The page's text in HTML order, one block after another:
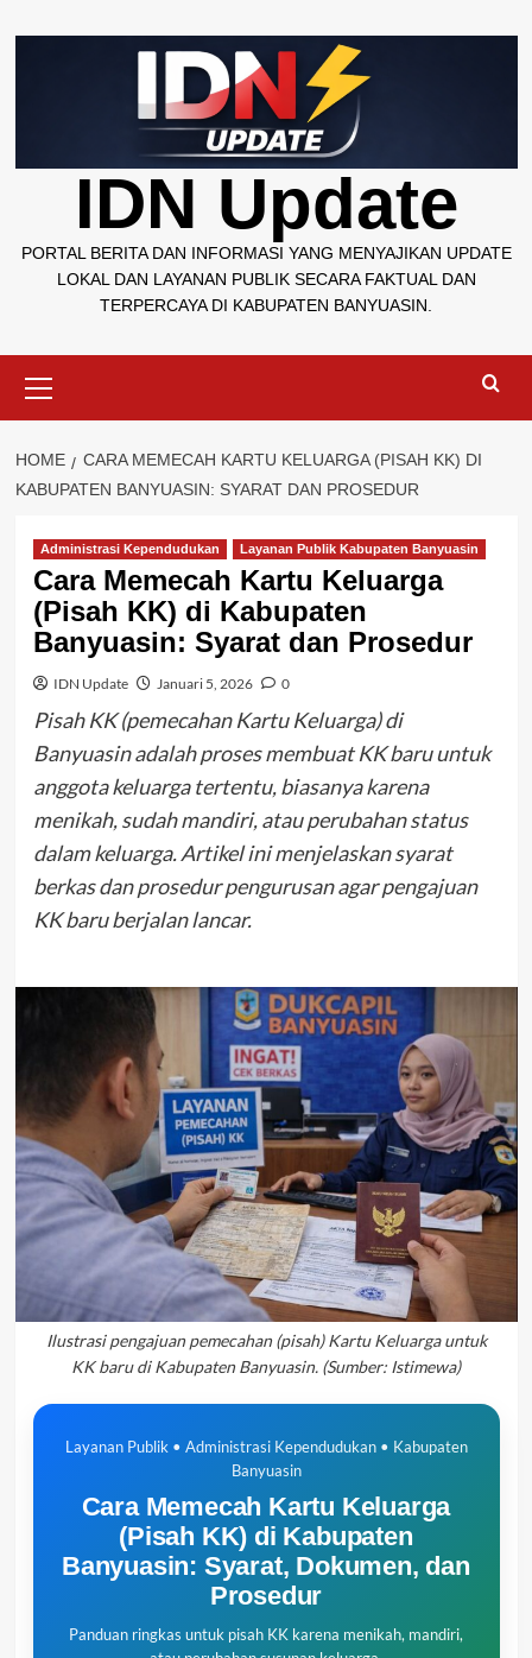
to
IDN Update
PORTAL BERITA DAN INFORMASI YANG MENYAJIKAN UPDATE
LOKAL DAN LAYANAN PUBLIK SECARA FAKTUAL DAN
TERPERCAYA DI KABUPATEN BANYUASIN.
Menu
HOME
CARA MEMECAH KARTU KELUARGA (PISAH KK) DI
KABUPATEN BANYUASIN: SYARAT DAN PROSEDUR
Administrasi Kependudukan Layanan Publik Kabupaten Banyuasin
Cara Memecah Kartu Keluarga
(Pisah KK) di Kabupaten
Banyuasin: Syarat dan Prosedur
IDN Update Januari 5, 2026 0
Pisah KK (pemecahan Kartu Keluarga) di
Banyuasin adalah proses membuat KK baru untuk
anggota keluarga tertentu, biasanya karena
menikah, sudah mandiri, atau perubahan status
dalam keluarga. Artikel ini menjelaskan syarat
berkas dan prosedur pengurusan agar pengajuan
KK baru berjalan lancar.
Ilustrasi pengajuan pemecahan (pisah) Kartu Keluarga untuk
KK baru di Kabupaten Banyuasin. (Sumber: Istimewa)
Layanan Publik • Administrasi Kependudukan • Kabupaten
Banyuasin
Cara Memecah Kartu Keluarga
(Pisah KK) di Kabupaten
Banyuasin: Syarat, Dokumen, dan
Prosedur
Panduan ringkas untuk pisah KK karena menikah, mandiri,